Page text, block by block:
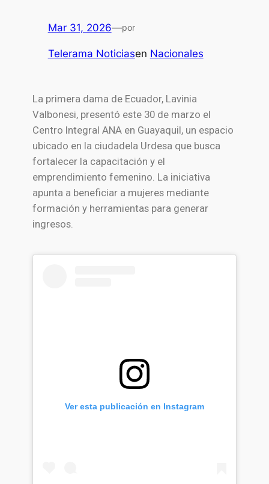
Mar 31, 2026—por
Telerama Noticiasen Nacionales
La primera dama de Ecuador, Lavinia
Valbonesi, presentó este 30 de marzo el
Centro Integral ANA en Guayaquil, un espacio
ubicado en la ciudadela Urdesa que busca
fortalecer la capacitación y el
emprendimiento femenino. La iniciativa
apunta a beneficiar a mujeres mediante
formación y herramientas para generar
ingresos.
Ver esta publicación en Instagram